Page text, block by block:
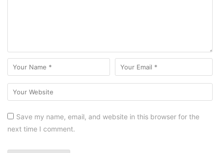
Save my name, email, and website in this browser for the
next time I comment.